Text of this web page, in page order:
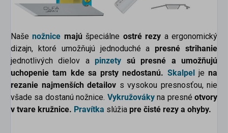
Našenožnice majú špeciálne ostré rezy a ergonomický
dizajn, ktoré umožňujú jednoduché a presné strihanie
jednotlivých dielov a pinzety sú presné a umožňujú
uchopenie tam kde sa prsty nedostanú. Skalpel je na
rezanie najmenších detailov s vysokou presnosťou, nie
všade sa dostanú nožnice. Vykružováky na presnéotvory
v tvare kružnice. Pravítka slúžia pre čisté rezy a ohyby.